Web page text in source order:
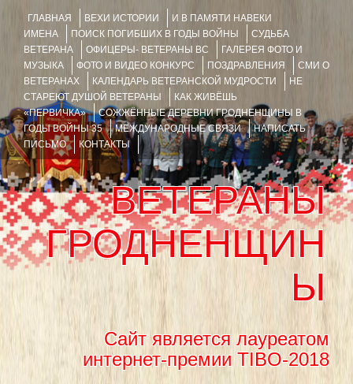
ГЛАВНАЯ ВЕХИ ИСТОРИИ
И В ПАМЯТИ НАВЕКИ
ИМЕНА
ПОИСК ПОГИБШИХ В ГОДЫ ВОЙНЫ
СУДЬБА
ВЕТЕРАНА
ОФИЦЕРЫ- ВЕТЕРАНЫ ВС
ГАЛЕРЕЯ ФОТО И
МУЗЫКА
ФОТО И ВИДЕО КОНКУРС ПОЗДРАВЛЕНИЯ
СМИ О
ВЕТЕРАНАХ
КАЛЕНДАРЬ ВЕТЕРАНСКОЙ МУДРОСТИ
НЕ
СТАРЕЮТ ДУШОЙ ВЕТЕРАНЫ
КАК ЖИВЁШЬ
«ПЕРВИЧКА»
СОЖЖЁННЫЕ ДЕРЕВНИ ГРОДНЕНЩИНЫ В
ГОДЫ ВОЙНЫ 35
МЕЖДУНАРОДНЫЕ СВЯЗИ
НАПИСАТЬ
ПИСЬМО
КОНТАКТЫ
ВЕТЕРАНЫ
ГРОДНЕНЩИН
Ы
Сайт является лауреатом
интернет-премии TIBO-2018